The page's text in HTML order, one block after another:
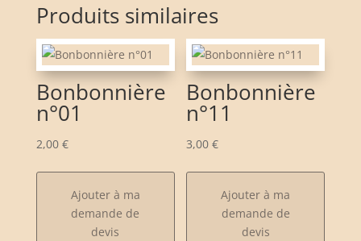
Produits similaires
Bonbonnière
n°01
2,00 €
Ajouter à ma
demande de
devis
Bonbonnière
n°11
3,00€
Ajouter à ma
demande de
devis